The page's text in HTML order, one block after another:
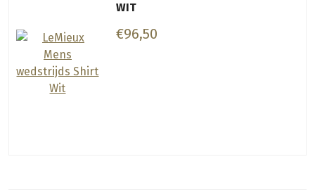
WIT
€96,50